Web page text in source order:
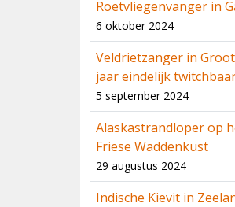
Roetvliegenvanger in
6 oktober 2024
Veldrietzanger in
jaar eindelijk
5 september 2024
Alaskastrandloper op
Friese Waddenkust
29 augustus 2024
Indische Kievit in